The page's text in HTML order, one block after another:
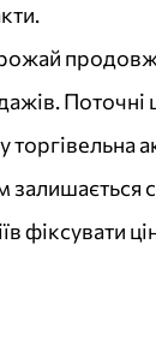
Поточні
торгівельна
залишається
фіксувати